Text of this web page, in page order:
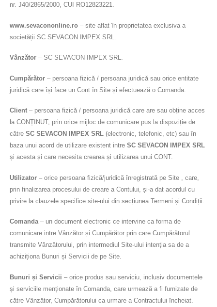
nr. J40/2865/2000, CUI RO12823221.
www.sevacononline.ro – site aflat în proprietatea exclusiva a
societății SC SEVACON IMPEX SRL.
Vânzător – SC SEVACON IMPEX SRL.
Cumpărător – persoana fizică / persoana juridică sau orice entitate
juridică care își face un Cont în Site și efectuează o Comanda.
Client – persoana fizică / persoana juridică care are sau obține acces
la CONȚINUT, prin orice mijloc de comunicare pus la dispoziție de
către SC SEVACON IMPEX SRL (electronic, telefonic, etc) sau în
baza unui acord de utilizare existent intre SC SEVACON IMPEX SRL
și acesta și care necesita crearea și utilizarea unui CONT.
Utilizator – orice persoana fizică/juridică înregistrată pe Site , care,
prin finalizarea procesului de creare a Contului, și-a dat acordul cu
privire la clauzele specifice site-ului din secțiunea Termeni și Condiții.
Comanda– un document electronic ce intervine ca forma de
comunicare intre Vânzător și Cumpărător prin care Cumpărătorul
transmite Vânzătorului, prin intermediul Site-ului intenția sa de a
achiziționa Bunuri și Servicii de pe Site.
Bunuri și Servicii – orice produs sau serviciu, inclusiv documentele
și serviciile menționate în Comanda, care urmează a fi furnizate de
către Vânzător, Cumpărătorului ca urmare a Contractului încheiat.